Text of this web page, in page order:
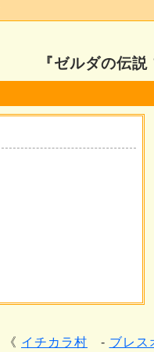
『ゼルダの伝
イチカラ村 ブレス